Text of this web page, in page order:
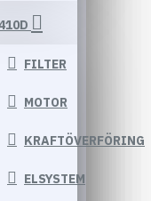
FILTER
MOTOR
KRAFTÖVERFÖRING
ELSYSTEM